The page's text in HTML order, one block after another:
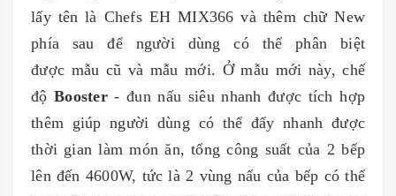
lấy tên là Chefs EH MIX366 và thêm chữ New
phía sau để người dùng có thể phân biệt
được mẫu cũ và mẫu mới. Ở mẫu mới này, chế
độBooster- đun nấu siêu nhanh được tích hợp
thêm giúp người dùng có thể đẩy nhanh được
thời gian làm món ăn, tổng công suất của 2 bếp
lên đến 4600W, tức là 2 vùng nấu của bếp có thể